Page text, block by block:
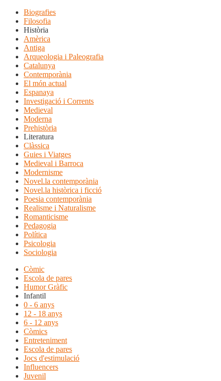
Biografies
Filosofia
Història
Amèrica
Antiga
Arqueologia i Paleografia
Catalunya
Contemporània
El món actual
Espanaya
Investigació i Corrents
Medieval
Moderna
Prehistòria
Literatura
Clàssica
Guies i Viatges
Medieval i Barroca
Modernisme
Novel.la contemporània
Novel.la històrica i ficció
Poesia contemporània
Realisme i Naturalisme
Romanticisme
Pedagogia
Política
Psicologia
Sociologia
Còmic
Escola de pares
Humor Gràfic
Infantil
0 - 6 anys
12 - 18 anys
6 - 12 anys
Còmics
Entreteniment
Escola de pares
Jocs d'estimulació
Influencers
Juvenil